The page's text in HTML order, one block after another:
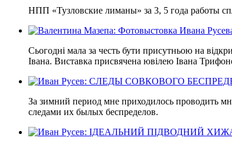
НПП «Тузловские лиманы» за 3, 5 года работы
Сьогодні мала за честь бути присутньою на
Івана. Виставка присвячена ювілею Івана
За зимний период мне приходилось проводить
следами их былых беспределов.